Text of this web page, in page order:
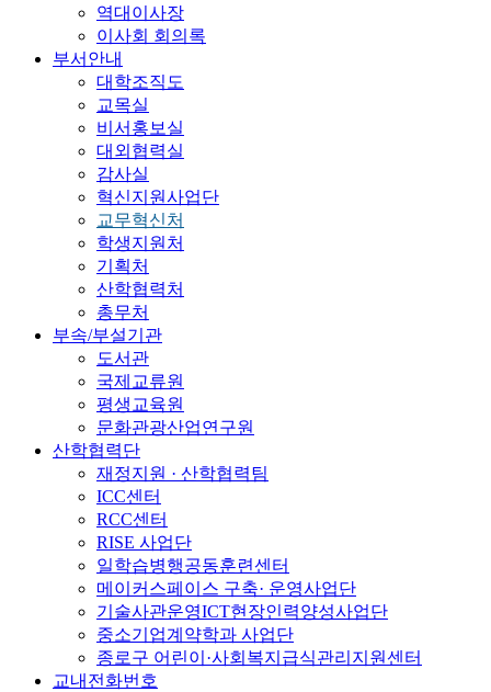
역대이사장
이사회 회의록
부서안내
대학조직도
교목실
비서홍보실
대외협력실
감사실
혁신지원사업단
교무혁신처
학생지원처
기획처
산학협력처
총무처
부속/부설기관
도서관
국제교류원
평생교육원
문화관광산업연구원
산학협력단
재정지원 · 산학협력팀
ICC센터
RCC센터
RISE 사업단
일학습병행공동훈련센터
메이커스페이스 구축· 운영사업단
기술사관운영ICT현장인력양성사업단
중소기업계약학과 사업단
종로구 어린이·사회복지급식관리지원센터
교내전화번호